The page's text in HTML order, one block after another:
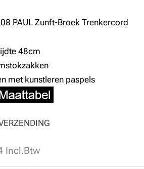
PAUL Zunft-Broek Trenkercord
48cm
met kunstleren paspels
Incl.Btw